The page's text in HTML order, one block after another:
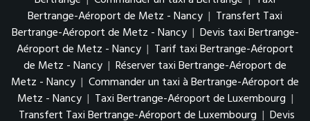
Bertrange-Aéroport de Metz - Nancy | Transfert Taxi
Bertrange-Aéroport de Metz - Nancy | Devis taxi Bertrange-
Aéroport de Metz - Nancy | Tarif taxi Bertrange-Aéroport
de Metz - Nancy | Réserver taxi Bertrange-Aéroport de
Metz - Nancy | Commander un taxi à Bertrange-Aéroport de
Metz - Nancy | Taxi Bertrange-Aéroport de Luxembourg |
Transfert Taxi Bertrange-Aéroport de Luxembourg | Devis